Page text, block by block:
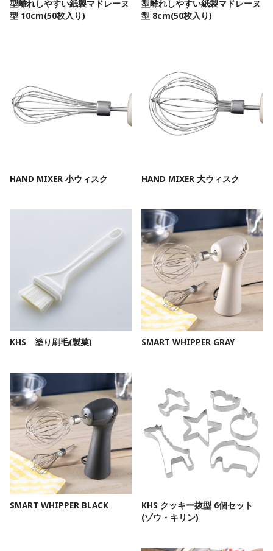
型離れしやすい紙製マドレーヌ
型 10cm(50枚入り)
型離れしやすい紙製マドレーヌ
型 8cm(50枚入り)
HAND MIXER 小ウィスク HAND MIXER 大ウィスク
KHS 塗り刷毛(製菓) SMART WHIPPER GRAY
SMART WHIPPER BLACK
KHS クッキー抜型 6個セット
(ゾウ・キリン)